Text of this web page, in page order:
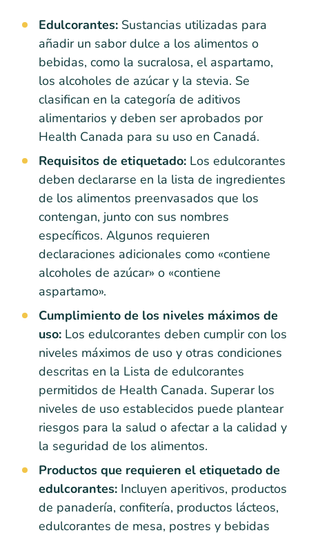
Edulcorantes: Sustancias utilizadas para
añadir un sabor dulce a los alimentos o
bebidas, como la sucralosa, el aspartamo,
los alcoholes de azúcar y la stevia. Se
clasifican en la categoría de aditivos
alimentarios y deben ser aprobados por
Health Canada para su uso en Canadá.
Requisitos de etiquetado: Los edulcorantes
deben declararse en la lista de ingredientes
de los alimentos preenvasados que los
contengan, junto con sus nombres
específicos. Algunos requieren
declaraciones adicionales como «contiene
alcoholes de azúcar» o «contiene
aspartamo».
Cumplimiento de los niveles máximos de
uso: Los edulcorantes deben cumplir con los
niveles máximos de uso y otras condiciones
descritas en la Lista de edulcorantes
permitidos de Health Canada. Superar los
niveles de uso establecidos puede plantear
riesgos para la salud o afectar a la calidad y
la seguridad de los alimentos.
Productos que requieren el etiquetado de
edulcorantes: Incluyen aperitivos, productos
de panadería, confitería, productos lácteos,
edulcorantes de mesa, postres y bebidas